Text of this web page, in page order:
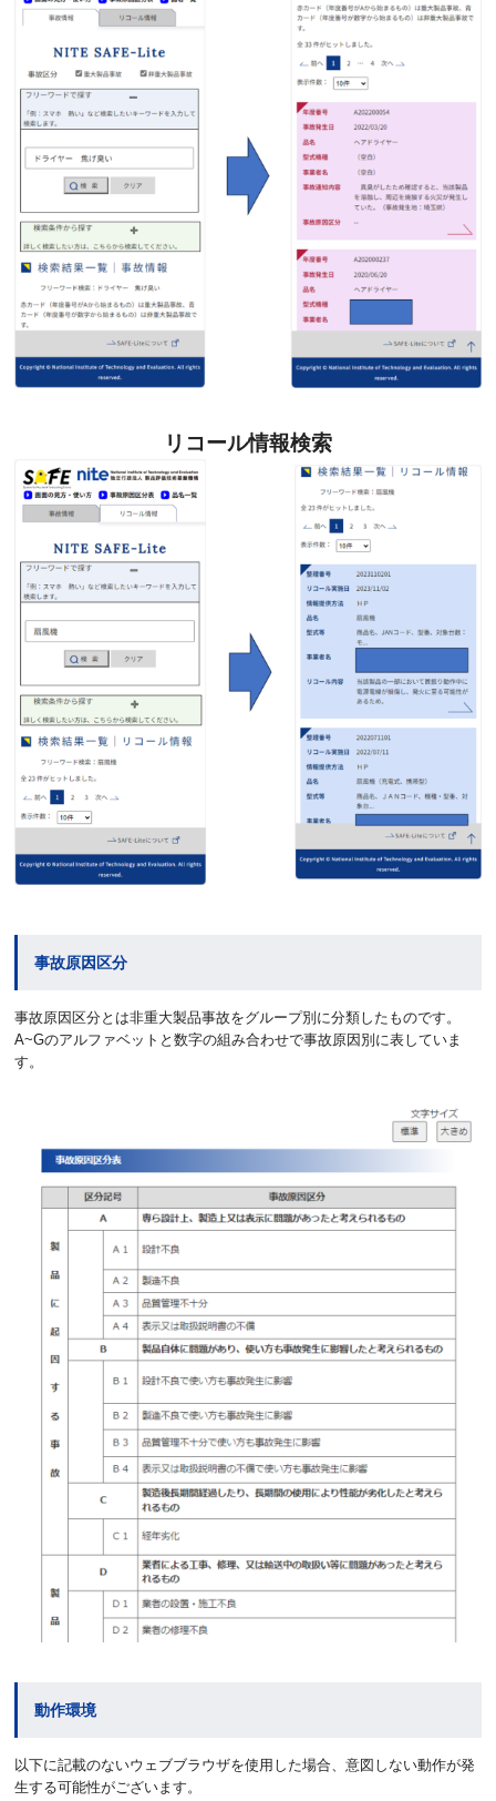
リコール情報検索
事故原因区分
事故原因区分とは非重大製品事故をグループ別に分類したものです。
A~Gのアルファベットと数字の組み合わせで事故原因別に表していま
す。
動作環境
以下に記載のないウェブブラウザを使用した場合、意図しない動作が発
生する可能性がございます。